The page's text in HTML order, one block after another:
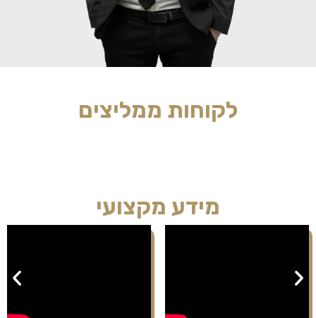
לקוחות ממליצים
מידע מקצועי